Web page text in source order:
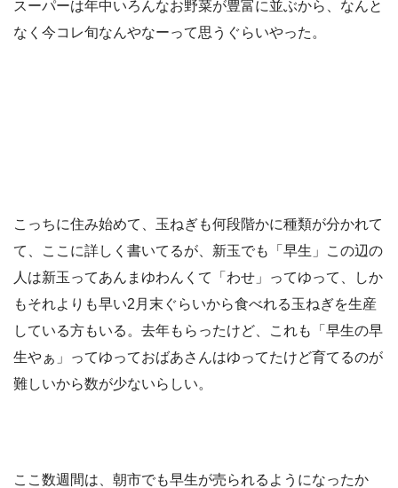
スーパーは年中いろんなお野菜が豊富に並ぶから、なんと
なく今コレ旬なんやなーって思うぐらいやった。
こっちに住み始めて、玉ねぎも何段階かに種類が分かれて
て、ここに詳しく書いてるが、新玉でも「早生」この辺の
人は新玉ってあんまゆわんくて「わせ」ってゆって、しか
もそれよりも早い2月末ぐらいから食べれる玉ねぎを生産
している方もいる。去年もらったけど、これも「早生の早
生やぁ」ってゆっておばあさんはゆってたけど育てるのが
難しいから数が少ないらしい。
ここ数週間は、朝市でも早生が売られるようになったか